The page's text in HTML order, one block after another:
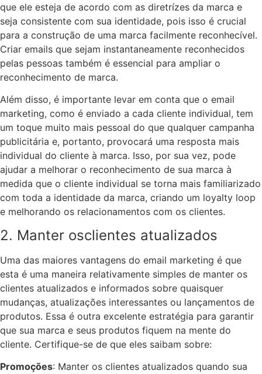
que ele esteja de acordo com as diretrízes da marca e
seja consistente com sua identidade, pois isso é crucial
para a construção de uma marca facilmente reconhecível.
Criar emails que sejam instantaneamente reconhecidos
pelas pessoas também é essencial para ampliar o
reconhecimento de marca.
Além disso, é importante levar em conta que o email
marketing, como é enviado a cada cliente individual, tem
um toque muito mais pessoal do que qualquer campanha
publicitária e, portanto, provocará uma resposta mais
individual do cliente à marca. Isso, por sua vez, pode
ajudar a melhorar o reconhecimento de sua marca à
medida que o cliente individual se torna mais familiarizado
com toda a identidade da marca, criando um loyalty loop
e melhorando os relacionamentos com os clientes.
2. Manter osclientes atualizados
Uma das maiores vantagens do email marketing é que
esta é uma maneira relativamente simples de manter os
clientes atualizados e informados sobre quaisquer
mudanças, atualizações interessantes ou lançamentos de
produtos. Essa é outra excelente estratégia para garantir
que sua marca e seus produtos fiquem na mente do
cliente. Certifique-se de que eles saibam sobre:
Promoções: Manter os clientes atualizados quando sua